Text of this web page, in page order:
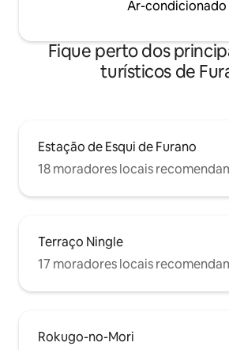
Onsen de carro!Desfrute de Hokkaido
redor, do Zoológico de Asahiyama e do
esqui no inverno!Recomendamos
consecutivas!!!Este é o melhor lugar
Ar-condicionado
Fique perto dos
turísticos de
Estação de Esqui de Furano
18 moradores locais
Terraço Ningle
17 moradores locais
Rokugo-no-Mori